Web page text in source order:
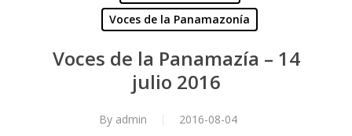
Voces de la Panamazonía
Voces de la Panamazía – 14
julio 2016
By admin 2016-08-04